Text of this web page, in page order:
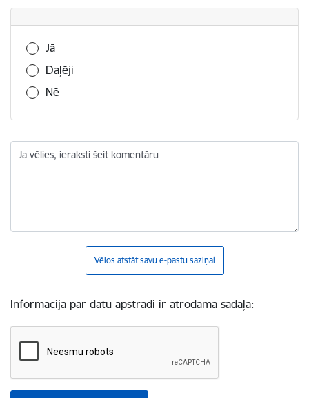
Vai šī informācija bija noderīga?
Jā
Daļēji
Nē
Ja vēlies, ieraksti šeit komentāru
Vēlos atstāt savu e-pastu saziņai
Informācija par datu apstrādi ir atrodama sadaļā: